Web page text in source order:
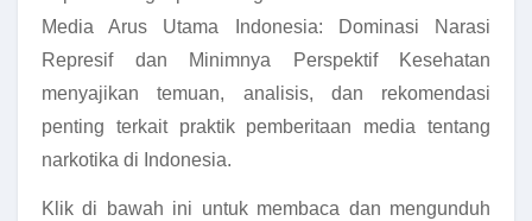
Media Arus Utama Indonesia: Dominasi Narasi
Represif dan Minimnya Perspektif Kesehatan
menyajikan temuan, analisis, dan rekomendasi
penting terkait praktik pemberitaan media tentang
narkotika di Indonesia.
Klik di bawah ini untuk membaca dan mengunduh